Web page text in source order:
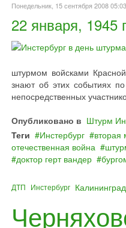
Понедельник, 15 сентября 2008 05:03
22 января, 1945
штурмом войсками
знают об этих событиях
непосредственных
Опубликовано в Штурм
Теги
Инстербург вторая
отечественная война
доктор герт вандер
ДТП Инстербург